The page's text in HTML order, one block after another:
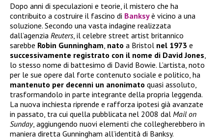
Dopo anni di speculazioni e teorie, il mistero che ha
contribuito a costruire il fascino di Banksyè vicino a una
soluzione. Secondo una vasta indagine realizzata
dall’agenzia Reuters, il celebre street artist britannico
sarebbe Robin Gunningham nato a Bristol nel 1973 e
successivamente registrato con il nome di David Jones
lo stesso nome di battesimo di David Bowie. L’artista, noto
per le sue opere dal forte contenuto sociale e politico, ha
mantenuto per decenni un anonimato quasi assoluto,
trasformandolo in parte integrante della propria leggenda.
La nuova inchiesta riprende e rafforza ipotesi già avanzate
in passato, tra cui quella pubblicata nel 2008 dal Mail on
Sunday, aggiungendo nuovi elementi che collegherebbero in
maniera diretta Gunningham all’identità di Banksy.